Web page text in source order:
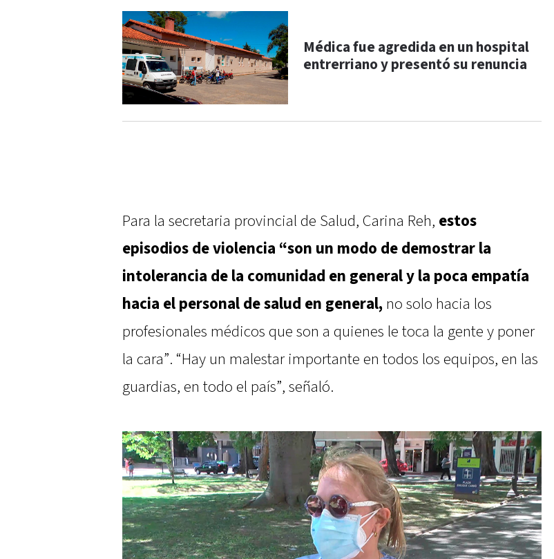
Médica fue agredida en un hospital
entrerriano y presentó su renuncia
Para la secretaria provincial de Salud, Carina Reh, estos
episodios de violencia “son un modo de demostrar la
intolerancia de la comunidad en general y la poca empatía
hacia el personal de salud en general, no solo hacia los
profesionales médicos que son a quienes le toca la gente y poner
la cara”. “Hay un malestar importante en todos los equipos, en las
guardias, en todo el país”, señaló.